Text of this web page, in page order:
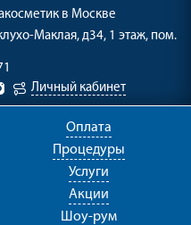
в Москве
Маклая, д34, 1 этаж, пом.
Личный кабинет
Оплата
Процедуры
Услуги
Акции
Шоу-рум